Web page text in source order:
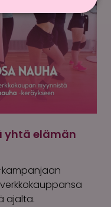
yhtä elämän
kampanjaan
ajalta.